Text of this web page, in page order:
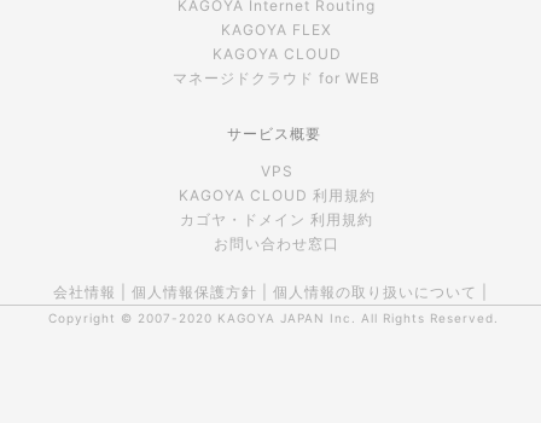
KAGOYA Internet Routing
KAGOYA FLEX
KAGOYA CLOUD
マネージドクラウド for WEB
サービス概要
VPS
KAGOYA CLOUD 利用規約
カゴヤ・ドメイン 利用規約
お問い合わせ窓口
会社情報 個人情報保護方針 個人情報の取り扱いについて
Copyright © 2007-2020 KAGOYA JAPAN Inc. All Rights Reserved.